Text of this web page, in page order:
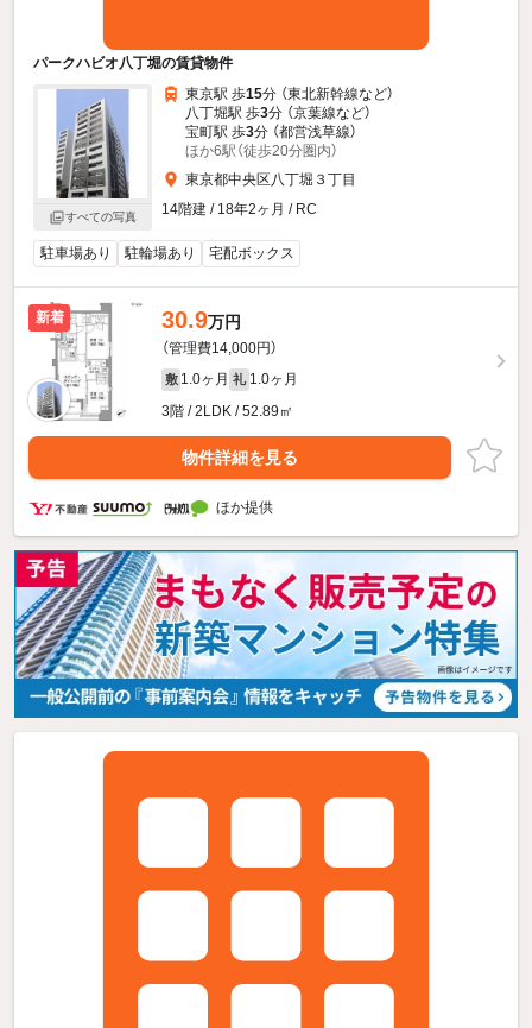
パークハビオ八丁堀の賃貸物件
すべての写真
東京駅 歩15分 （東北新幹線など）
八丁堀駅 歩3分 （京葉線など）
宝町駅 歩3分 （都営浅草線）
ほか6駅（徒歩20分圏内）
東京都中央区八丁堀３丁目
14階建 / 18年2ヶ月 / RC
駐車場あり 駐輪場あり 宅配ボックス
新着 30.9万円
（管理費14,000円）
敷 1.0ヶ月 礼 1.0ヶ月
3階 / 2LDK / 52.89㎡
物件詳細を見る
ほか提供